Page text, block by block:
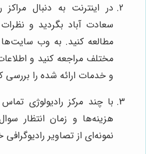
در اینترنت به دنبال
سعادت آباد بگردید و نظرات
مطالعه کنید. به وب
مختلف مراجعه کنید و
و خدمات ارائه شده را بررسی
با چند مرکز رادیولوژی
هزینه‌ها و زمان انتظار
نمونه‌ای از تصاویر